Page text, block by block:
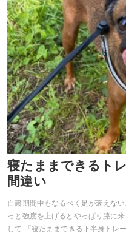
寝たままできるト
間違い
自粛期間中もなるべく足が衰えな
っと強度を上げるとやっぱり膝に
して 「寝たままできる下半身トレ